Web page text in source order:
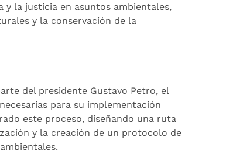
la justicia en asuntos ambientales,
y la conservación de la
del presidente Gustavo Petro, el
para su implementación
este proceso, diseñando una ruta
y la creación de un protocolo de